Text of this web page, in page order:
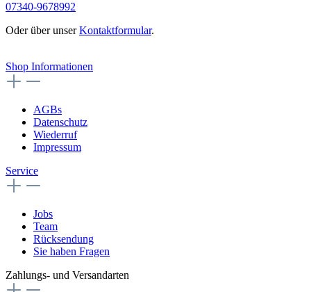
07340-9678992
Oder über unserKontaktformular.
Shop Informationen
AGBs
Datenschutz
Wiederruf
Impressum
Service
Jobs
Team
Rücksendung
Sie haben Fragen
Zahlungs- und Versandarten